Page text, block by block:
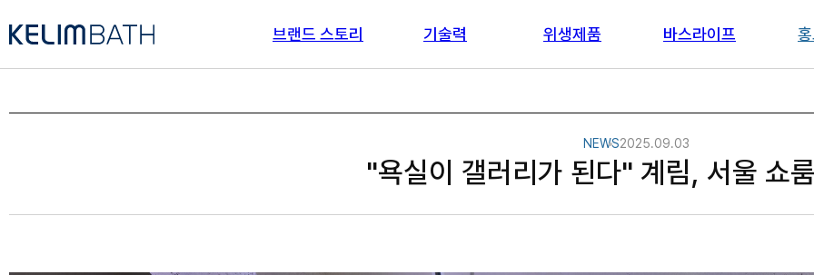
브랜드 스토리 기술력 위생제품 바스라이프
NEWS2025.09.03
"욕실이 갤러리가 된다" 계림, 서울 쇼